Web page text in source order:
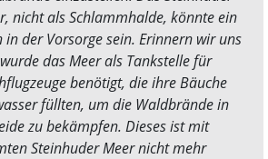
nicht als Schlammhalde, könnte ein
in der Vorsorge sein. Erinnern wir uns
das Meer als Tankstelle für
benötigt, die ihre Bäuche
füllten, um die Waldbrände in
zu bekämpfen. Dieses ist mit
Steinhuder Meer nicht mehr